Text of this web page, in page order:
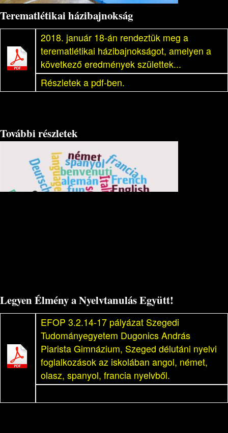
Terematlétikai házibajnokság
2018. január 18-án rendeztük meg a
terematlétikai házibajnokságot, amelyen a
következő eredmények születtek...
Részletek a pdf-ben.
További részletek
Legyen Élmény a Nyelvtanulás Együtt!
EFOP 3.2.14-17 pályázat Szegedi
Tudományegyetem Dugonics András
Piarista Gimnázium, Szeged délutáni nyelvi
foglalkozások az iskolában angol, német,
olasz, spanyol, francia nyelvből.